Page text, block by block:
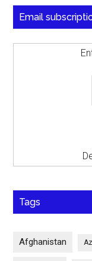
Email
Tags
Afghanistan